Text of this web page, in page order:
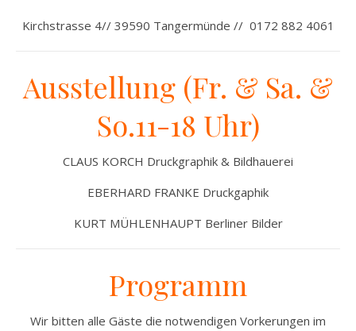
Kirchstrasse 4// 39590 Tangermünde // 0172 882 4061
Ausstellung (Fr. & Sa. &
So.11-18 Uhr)
CLAUS KORCH Druckgraphik & Bildhauerei
EBERHARD FRANKE Druckgaphik
KURT MÜHLENHAUPT Berliner Bilder
Programm
Wir bitten alle Gäste die notwendigen Vorkerungen im